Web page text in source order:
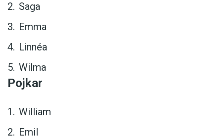
Saga
Emma
Linnéa
Wilma
Pojkar
William
Emil